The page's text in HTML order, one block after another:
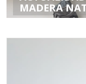
Auxiliares
Cocina
MADERA